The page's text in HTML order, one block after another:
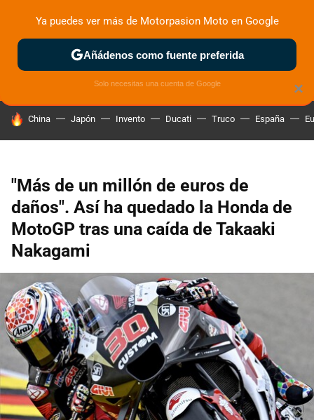
ZONA DE PRUEBAS DEPORTIVAS MOTOS ELÉCTRICAS
HOY SE HABLA DE
China Japón Invento Ducati Truco España
"Más de un millón de euros de
daños". Así ha quedado la Honda de
MotoGP tras una caída de Takaaki
Nakagami
×
Ya puedes ver más de Motorpasion Moto en Google
Añádenos como fuente preferida
Solo necesitas una cuenta de Google